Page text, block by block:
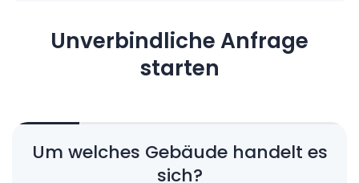
Unverbindliche Anfrage
starten